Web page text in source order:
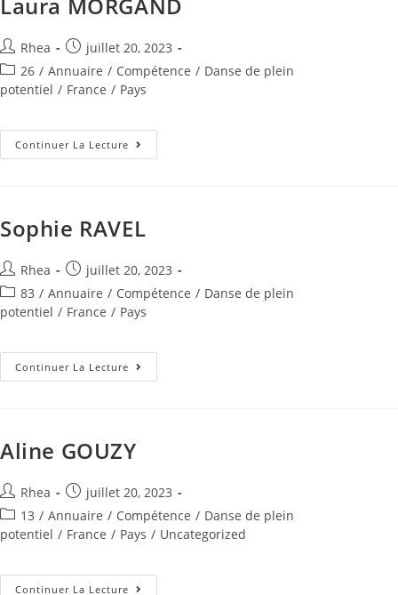
Rhea
juillet 20, 2023
26 / Annuaire / Compétence / Danse de plein
potentiel / France / Pays
Continuer La Lecture
Sophie RAVEL
Rhea
juillet 20, 2023
83 / Annuaire / Compétence / Danse de plein
potentiel / France / Pays
Continuer La Lecture
Aline GOUZY
Rhea
juillet 20, 2023
13 / Annuaire / Compétence / Danse de plein
potentiel / France / Pays / Uncategorized
Continuer La Lecture